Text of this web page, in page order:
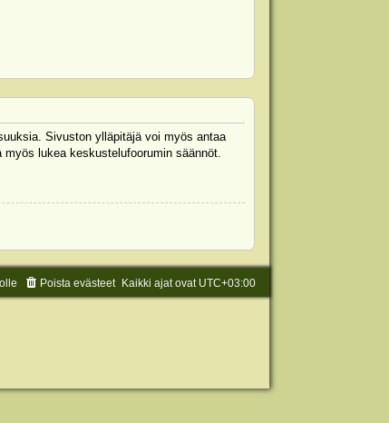
Sivuston ylläpitäjä voi myös antaa
lukea keskustelufoorumin säännöt.
Kaikki ajat ovat UTC+03:00
Poista evästeet